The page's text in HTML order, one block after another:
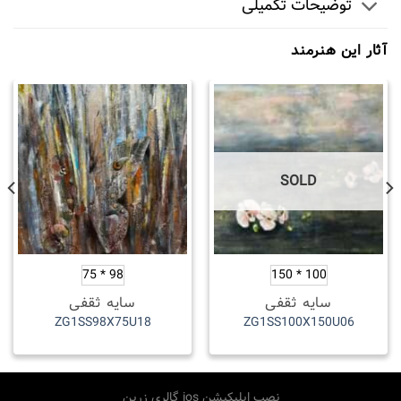
توضیحات تکمیلی
آثار این هنرمند
SOLD
100 * 150
سایه ثقفی
ZG1SS100X150U06
98 * 75
سایه ثقفی
ZG1SS98X75U18